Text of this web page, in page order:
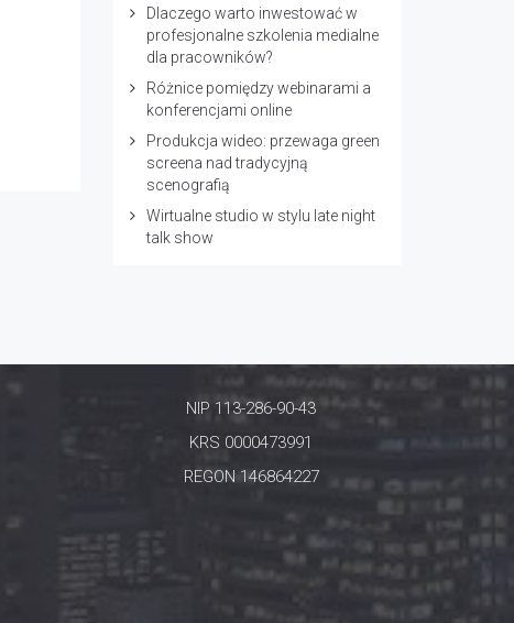
Dlaczego warto inwestować w
profesjonalne szkolenia medialne
dla pracowników?
Różnice pomiędzy webinarami a
konferencjami online
Produkcja wideo: przewaga green
screena nad tradycyjną
scenografią
Wirtualne studio w stylu late night
talk show
NIP 113-286-90-43
KRS 0000473991
REGON 146864227